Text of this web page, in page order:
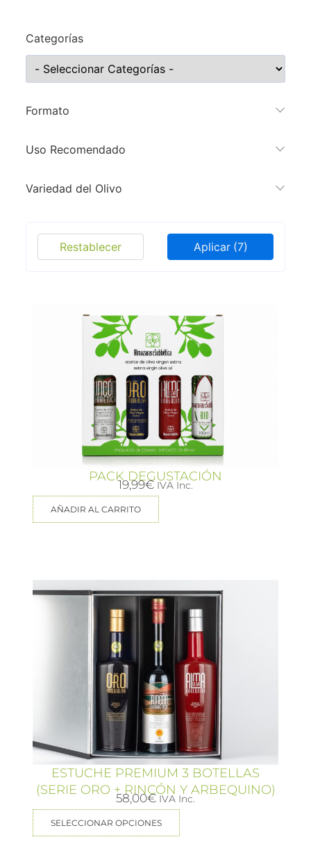
Categorías
Formato
Uso Recomendado
Variedad del Olivo
Aplicar (7)
Restablecer
PACK DEGUSTACIÓN
19,99€ IVA Inc.
AÑADIR AL CARRITO
ESTUCHE PREMIUM 3 BOTELLAS
(SERIE ORO + RINCÓN Y ARBEQUINO)
58,00€ IVA Inc.
SELECCIONAR OPCIONES